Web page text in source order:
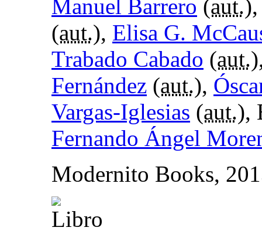
Manuel Barrero (aut.),
(aut.), Elisa G.
Trabado Cabado (aut.
Fernández (aut.),
Vargas-Iglesias (aut.),
Fernando Ángel
Modernito Books,